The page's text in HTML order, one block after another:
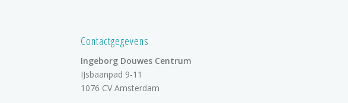
Contactgegevens
Ingeborg Douwes Centrum
IJsbaanpad 9-11
1076 CV Amsterdam